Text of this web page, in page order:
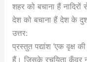
शहर को बचाना हैं नादिरों
देश को बचाना हैं देश के
उत्तर:
प्रस्तुत पद्यांश ‘एक वृक्ष
हैं। जिसके रचयिता कुँवर